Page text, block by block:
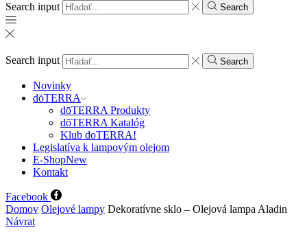
Search input
Search
Search input Search
Novinky
dōTERRA
dōTERRA Produkty
dōTERRA Katalóg
Klub doTERRA!
Legislatíva k lampovým olejom
E-ShopNew
Kontakt
Facebook
Domov Olejové lampy Dekoratívne sklo – Olejová lampa Aladin
Návrat